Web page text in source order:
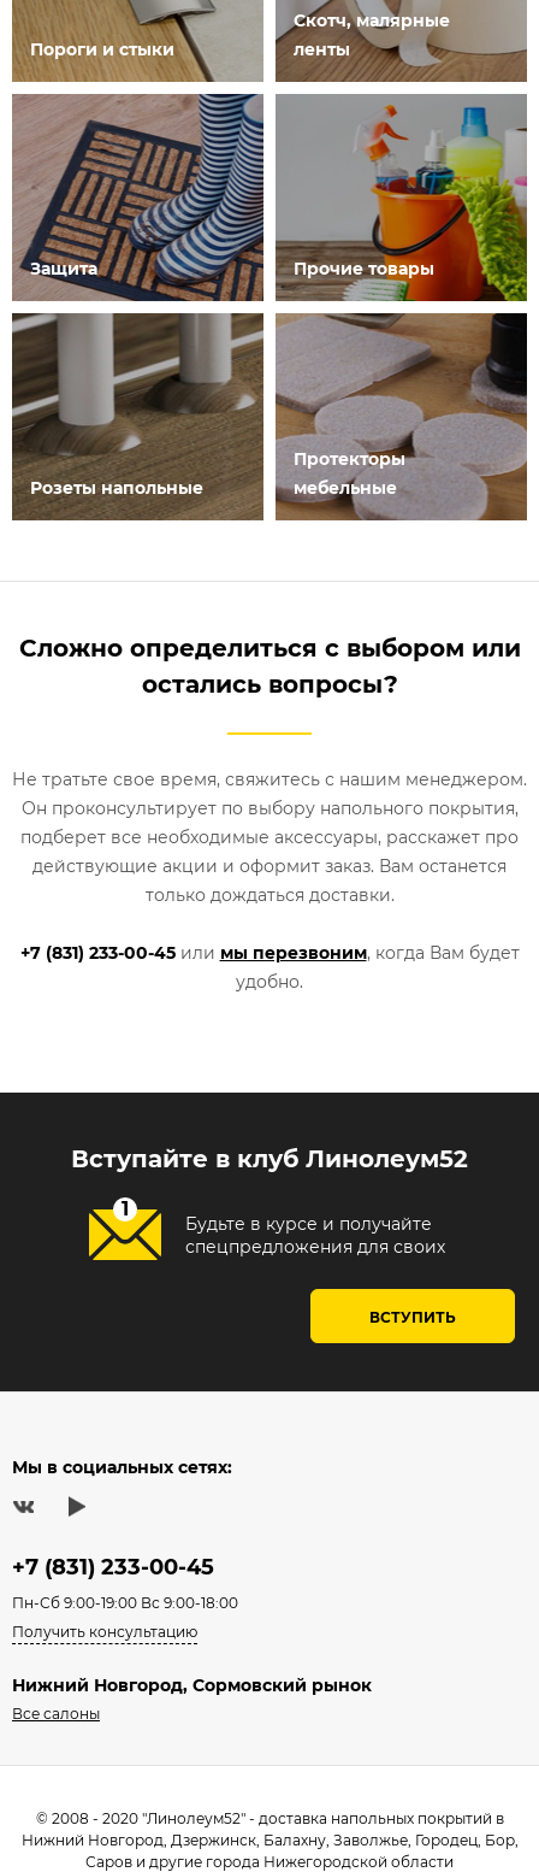
Пороги и стыки
Скотч, малярные
ленты
Защита Прочие товары
Розеты напольные
Протекторы
мебельные
Сложно определиться с выбором или
остались вопросы?
Не тратьте свое время, свяжитесь с нашим менеджером.
Он проконсультирует по выбору напольного покрытия,
подберет все необходимые аксессуары, расскажет про
действующие акции и оформит заказ. Вам останется
только дождаться доставки.
+7 (831) 233-00-45или мы перезвоним, когда Вам будет
удобно.
Вступайте в клуб Линолеум52
Будьте в курсе и получайте
спецпредложения для своих
ВСТУПИТЬ
Мы в социальных сетях:
+7 (831) 233-00-45
Пн-Сб 9:00-19:00 Вс 9:00-18:00
Получить консультацию
Нижний Новгород, Сормовский рынок
Все салоны
© 2008 - 2020 "Линолеум52" - доставка напольных покрытий в
Нижний Новгород, Дзержинск, Балахну, Заволжье, Городец, Бор,
Саров и другие города Нижегородской области